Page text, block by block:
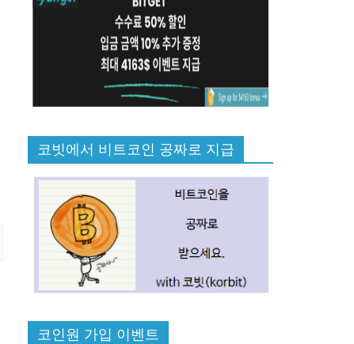
코빗에서 비트코인 공짜로 지급
코인원 가입 이벤트